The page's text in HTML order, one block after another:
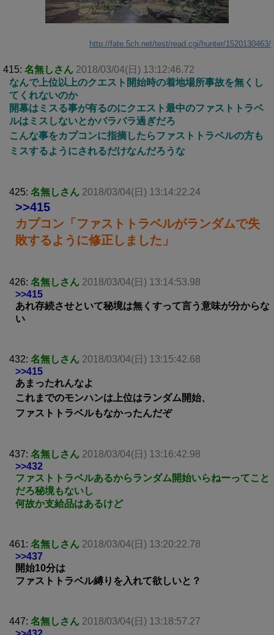
http://fate.5ch.net/test/read.cgi/hunter/1520130463/
415: 名無しさん 2018/03/04(日) 13:12:46.72
なんで上位以上のクエスト開始時の着地場所事故を無くし
てくれないのか
開幕はミスる事が有るのにクエスト最中のファストトラベ
ルはミスしないとかバラバラ過ぎだろ
こんな事をカプコンに指摘したらファストトラベルの方も
ミスするようにされるだけなんだろうな
425: 名無しさん 2018/03/04(日) 13:14:22.24
>>415
カプコン「ファストトラベルがランダムで失
敗するように修正しました」
426: 名無しさん 2018/03/04(日) 13:14:53.98
>>415
あれ存続させといて秘境は無くすって言う意味が分からな
い
432: 名無しさん 2018/03/04(日) 13:15:42.68
>>415
あまったれんなよ
これまでのモンハンは上位はランダム開始、
ファストトラベルもなかったんだぞ
437: 名無しさん 2018/03/04(日) 13:16:42.98
>>432
ファストトラベルあるからランダム開始いらねーってこと
だろ秘境もないし
何故か支給品はあるけど
461: 名無しさん 2018/03/04(日) 13:20:22.78
>>437
開始10分は
ファストトラベル縛りを入れて欲しいと？
447: 名無しさん 2018/03/04(日) 13:18:57.27